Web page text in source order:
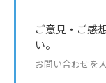
ご意見・ご感
い。
お問い合わせを